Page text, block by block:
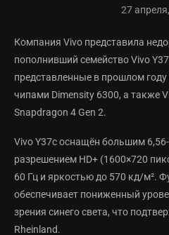
27
Компания Vivo представила
пополнивший семейство Vivo
представленные в прошлом году
чипами Dimensity 6300, а также
Snapdragon 4 Gen 2.
Vivo Y37c оснащён большим
разрешением HD+ (1600×720
60 Гц и яркостью до 570 кд/м².
обеспечивает пониженный
зрения синего света, что
Rheinland.